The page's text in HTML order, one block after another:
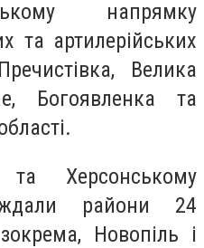
напрямку
та артилерійських
Велика
Богоявленка та
Херсонському
райони 24
Новопіль і